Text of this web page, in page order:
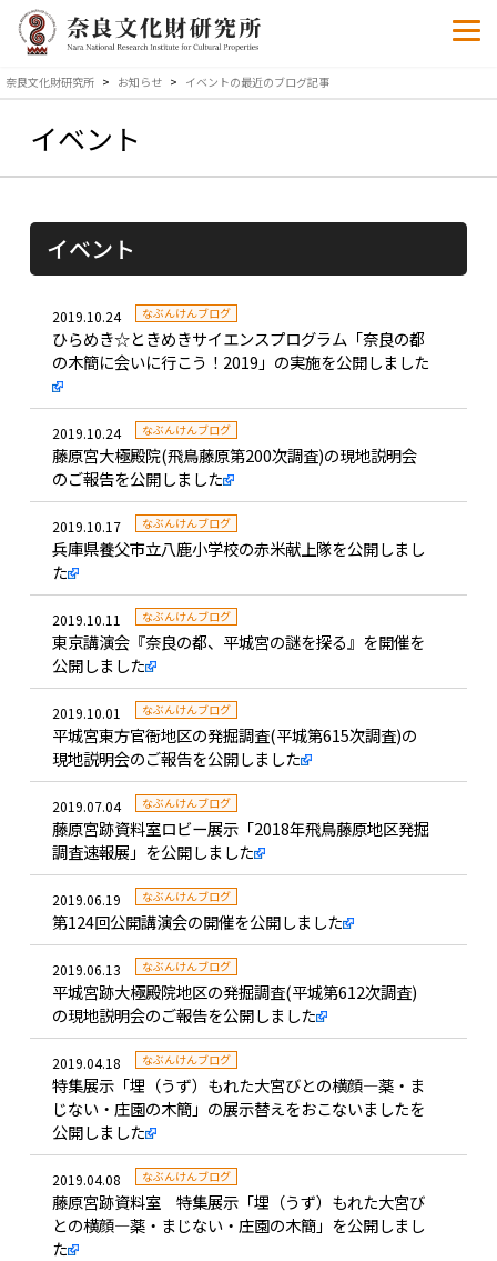
奈良文化財研究所 > お知らせ > イベントの最近のブログ記事
イベント
イベント
2019.10.24 なぶんけんブログ
ひらめき☆ときめきサイエンスプログラム「奈良の都
の木簡に会いに行こう！2019」の実施を公開しました
2019.10.24 なぶんけんブログ
藤原宮大極殿院(飛鳥藤原第200次調査)の現地説明会
のご報告を公開しました
2019.10.17 なぶんけんブログ
兵庫県養父市立八鹿小学校の赤米献上隊を公開しまし
た
2019.10.11 なぶんけんブログ
東京講演会『奈良の都、平城宮の謎を探る』を開催を
公開しました
2019.10.01 なぶんけんブログ
平城宮東方官衙地区の発掘調査(平城第615次調査)の
現地説明会のご報告を公開しました
2019.07.04 なぶんけんブログ
藤原宮跡資料室ロビー展示「2018年飛鳥藤原地区発掘
調査速報展」を公開しました
2019.06.19 なぶんけんブログ
第124回公開講演会の開催を公開しました
2019.06.13 なぶんけんブログ
平城宮跡大極殿院地区の発掘調査(平城第612次調査)
の現地説明会のご報告を公開しました
2019.04.18 なぶんけんブログ
特集展示「埋（うず）もれた大宮びとの横顔―薬・ま
じない・庄園の木簡」の展示替えをおこないましたを
公開しました
2019.04.08 なぶんけんブログ
藤原宮跡資料室 特集展示「埋（うず）もれた大宮び
との横顔―薬・まじない・庄園の木簡」を公開しまし
た